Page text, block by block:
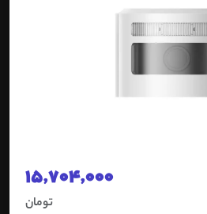
15,704,000
تومان